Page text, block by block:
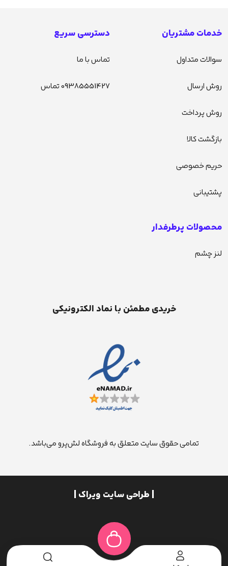
خدمات مشتریان
سوالات متداول
روش ارسال
روش پرداخت
بازگشت کالا
حریم خصوصی
پشتیبانی
دسترسی سریع
تماس با ما
09385551427 تماس
محصولات پرطرفدار
لنز چشم
خریدی مطمئن با نماد الکترونیکی
تمامی حقوق سایت متعلق به فروشگاه لش‌پرو می‌باشد.
| طراحی سایت ویراک |